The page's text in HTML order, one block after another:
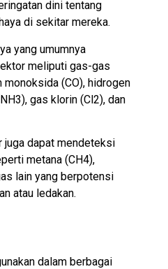
dini tentang
di sekitar mereka.
yang umumnya
meliputi gas-gas
(CO), hidrogen
gas klorin (Cl2), dan
juga dapat mendeteksi
metana (CH4),
lain yang berpotensi
atau ledakan.
dalam berbagai